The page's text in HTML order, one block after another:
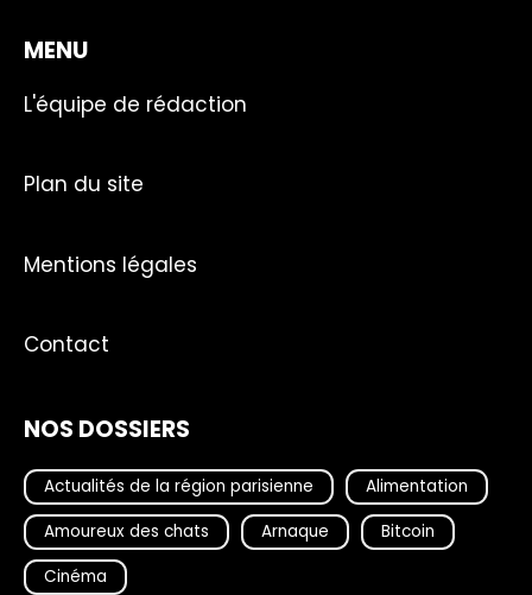
MENU
L'équipe de rédaction
Plan du site
Mentions légales
Contact
NOS DOSSIERS
Actualités de la région parisienne
Alimentation
Amoureux des chats
Arnaque
Bitcoin
Cinéma